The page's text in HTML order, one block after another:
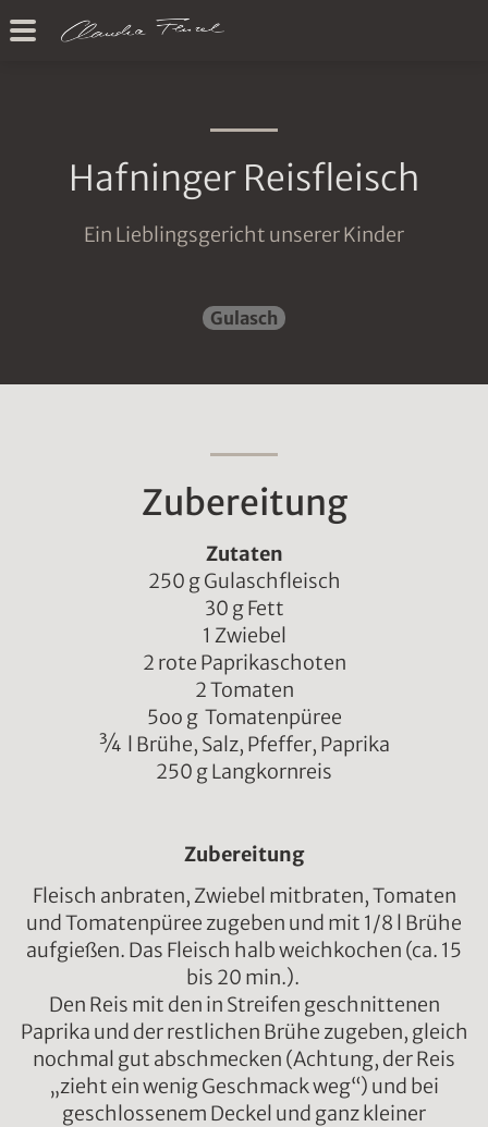
Hafninger Reisfleisch
Ein Lieblingsgericht unserer Kinder
Gulasch
Zubereitung
Zutaten
250 g Gulaschfleisch
30 g Fett
1 Zwiebel
2 rote Paprikaschoten
2 Tomaten
5oo g Tomatenpüree
¾ l Brühe, Salz, Pfeffer, Paprika
250 g Langkornreis
Zubereitung
Fleisch anbraten, Zwiebel mitbraten, Tomaten
und Tomatenpüree zugeben und mit 1/8 l Brühe
aufgießen. Das Fleisch halb weichkochen (ca. 15
bis 20 min.).
Den Reis mit den in Streifen geschnittenen
Paprika und der restlichen Brühe zugeben, gleich
nochmal gut abschmecken (Achtung, der Reis
„zieht ein wenig Geschmack weg“) und bei
geschlossenem Deckel und ganz kleiner